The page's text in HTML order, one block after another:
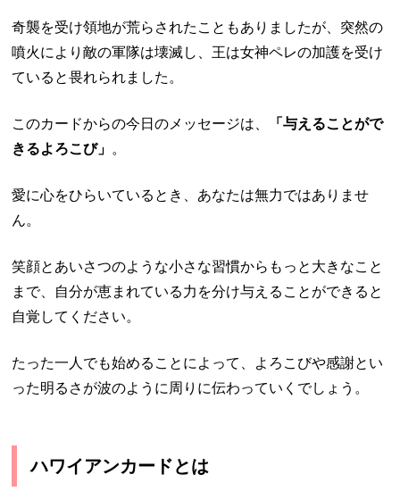
奇襲を受け領地が荒らされたこともありましたが、突然の
噴火により敵の軍隊は壊滅し、王は女神ペレの加護を受け
ていると畏れられました。
このカードからの今日のメッセージは、
「与えることがで
きるよろこび」 。
愛に心をひらいているとき、あなたは無力ではありませ
ん。
笑顔とあいさつのような小さな習慣からもっと大きなこと
まで、自分が恵まれている力を分け与えることができると
自覚してください。
たった一人でも始めることによって、よろこびや感謝とい
った明るさが波のように周りに伝わっていくでしょう。
ハワイアンカードとは